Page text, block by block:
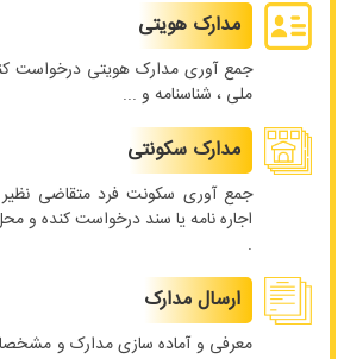
مدارک هویتی
جمع آوری مدارک هویتی درخواست
ملی ، شناسنامه و ...
مدارک سکونتی
جمع آوری سکونت فرد متقاضی
اجاره نامه یا سند درخواست کنده و
.
ارسال مدارک
معرفی و آماده سازی مدارک و